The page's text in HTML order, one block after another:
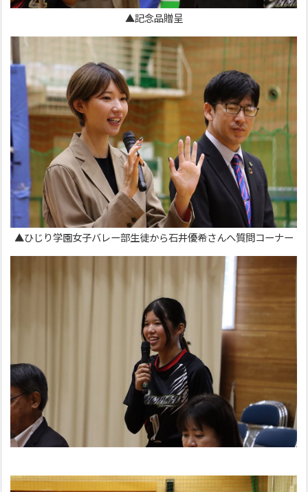
▲記念品贈呈
▲ひじり学園女子バレー部生徒から石井優希さんへ質問コーナー